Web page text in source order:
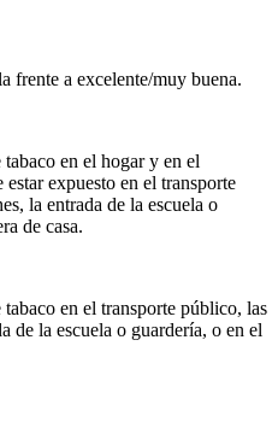
frente a excelente/muy buena.
en el hogar y en el
expuesto en el transporte
la entrada de la escuela o
de casa.
en el transporte público, las
de la escuela o guardería, o en el